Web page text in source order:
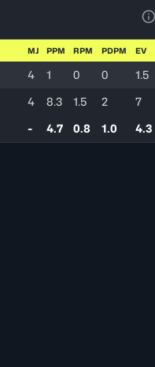
MJ PPM RPM PDPM EV
4 1 0 0
1.5
4 8.3 1.5 2
7
- 4.7 0.8 1.0 4.3